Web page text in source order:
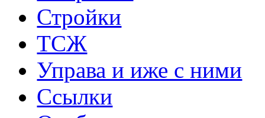
Стройки
ТСЖ
Управа и иже с ними
Ссылки